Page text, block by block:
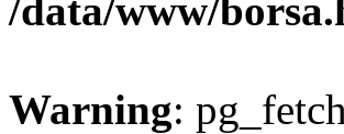
/data/www/
Warning: